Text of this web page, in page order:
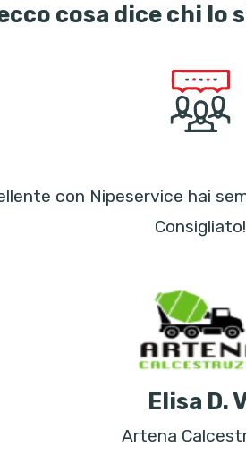
cosa dice chi lo
con Nipeservice hai
Consigliato!
Elisa D.
Artena